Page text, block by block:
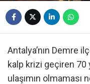
Antalya’nın Demre
kalp krizi geçiren 70
ulaşımın olmaması